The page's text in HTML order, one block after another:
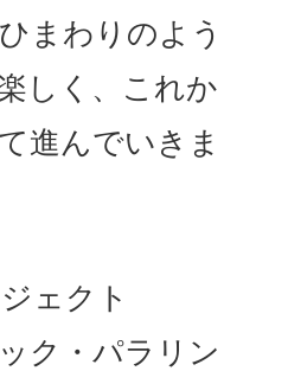
まわりのよう
しく、これか
進んでいきま
ェクト
ク・パラリン